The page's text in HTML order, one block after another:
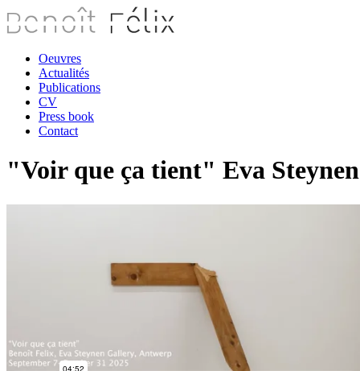
Oeuvres
Actualités
Publications
CV
Press book
Contact
"Voir que ça tient" Eva